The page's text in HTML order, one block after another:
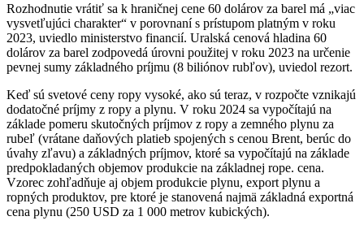
Rozhodnutie vrátiť sa k hraničnej cene 60 dolárov za barel má „viac
vysvetľujúci charakter“ v porovnaní s prístupom platným v roku
2023, uviedlo ministerstvo financií. Uralská cenová hladina 60
dolárov za barel zodpovedá úrovni použitej v roku 2023 na určenie
pevnej sumy základného príjmu (8 biliónov rubľov), uviedol rezort.
Keď sú svetové ceny ropy vysoké, ako sú teraz, v rozpočte vznikajú
dodatočné príjmy z ropy a plynu. V roku 2024 sa vypočítajú na
základe pomeru skutočných príjmov z ropy a zemného plynu za
rubeľ (vrátane daňových platieb spojených s cenou Brent, berúc do
úvahy zľavu) a základných príjmov, ktoré sa vypočítajú na základe
predpokladaných objemov produkcie na základnej rope. cena.
Vzorec zohľadňuje aj objem produkcie plynu, export plynu a
ropných produktov, pre ktoré je stanovená najmä základná exportná
cena plynu (250 USD za 1 000 metrov kubických).